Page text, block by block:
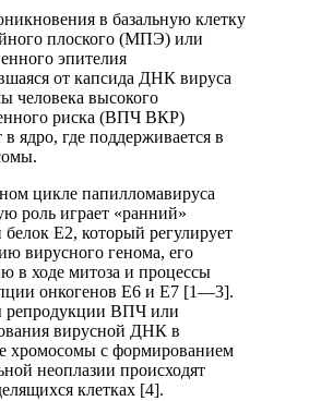
в базальную клетку
плоского (МПЭ) или
эпителия
от капсида ДНК вируса
человека высокого
риска (ВПЧ ВКР)
в ядро, где поддерживается в
цикле папилломавируса
роль играет «ранний»
Е2, который регулирует
вирусного генома, его
в ходе митоза и процессы
онкогенов E6 и E7 [1—3].
репродукции ВПЧ или
вирусной ДНК в
хромосомы с формированием
неоплазии происходят
клетках [4].